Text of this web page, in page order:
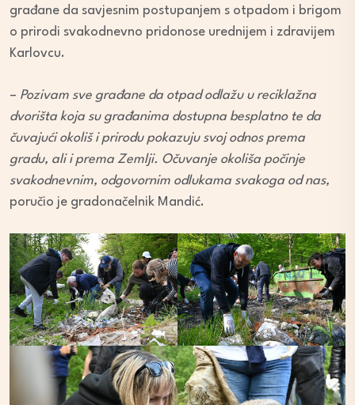
građane da savjesnim postupanjem s otpadom i brigom
o prirodi svakodnevno pridonose urednijem i zdravijem
Karlovcu.
– Pozivam sve građane da otpad odlažu u reciklažna
dvorišta koja su građanima dostupna besplatno te da
čuvajući okoliš i prirodu pokazuju svoj odnos prema
gradu, ali i prema Zemlji. Očuvanje okoliša počinje
svakodnevnim, odgovornim odlukama svakoga od nas,
poručio je gradonačelnik Mandić.